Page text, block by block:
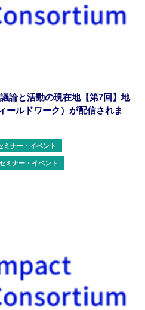
論と活動の現在地【第7回】地
ールドワーク）が配信されま
ミナー・イベント
ミナー・イベント